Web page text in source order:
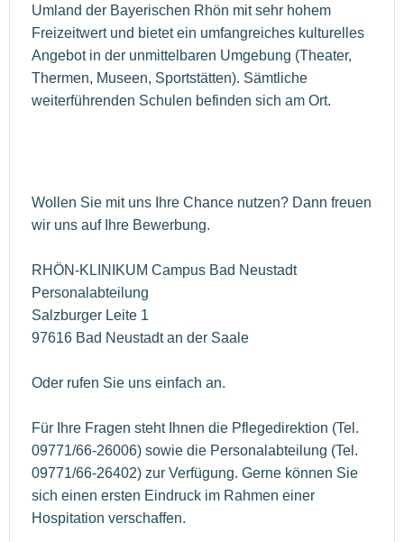
Umland der Bayerischen Rhön mit sehr hohem
Freizeitwert und bietet ein umfangreiches kulturelles
Angebot in der unmittelbaren Umgebung (Theater,
Thermen, Museen, Sportstätten). Sämtliche
weiterführenden Schulen befinden sich am Ort.
Wollen Sie mit uns Ihre Chance nutzen? Dann freuen
wir uns auf Ihre Bewerbung.
RHÖN-KLINIKUM Campus Bad Neustadt
Personalabteilung
Salzburger Leite 1
97616 Bad Neustadt an der Saale
Oder rufen Sie uns einfach an.
Für Ihre Fragen steht Ihnen die Pflegedirektion (Tel.
09771/66-26006) sowie die Personalabteilung (Tel.
09771/66-26402) zur Verfügung. Gerne können Sie
sich einen ersten Eindruck im Rahmen einer
Hospitation verschaffen.